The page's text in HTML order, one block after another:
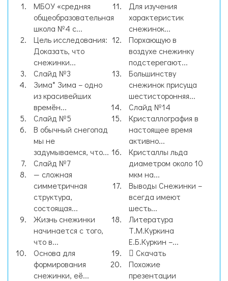
МБОУ «средняя
общеобразовательная
школа №4 с...
Цель исследования:
Доказать, что
снежинки...
Слайд №3
Зима* Зима – одно
из красивейших
времён...
Слайд №5
В обычный снегопад
мы не
задумываемся, что...
Слайд №7
— сложная
симметричная
структура,
состоящая...
Жизнь снежинки
начинается с того,
что в...
Основа для
формирования
снежинки, её...
Для изучения
характеристик
снежинок...
Порхающую в
воздухе снежинку
подстерегают...
Большинству
снежинок присуща
шестисторонняя...
Слайд №14
Кристаллография в
настоящее время
активно...
Кристаллы льда
диаметром около 10
мкм на...
Выводы Снежинки –
всегда имеют
шесть...
Литература
Т.М.Куркина
Е.Б.Куркин –...
Скачать
Похожие
презентации